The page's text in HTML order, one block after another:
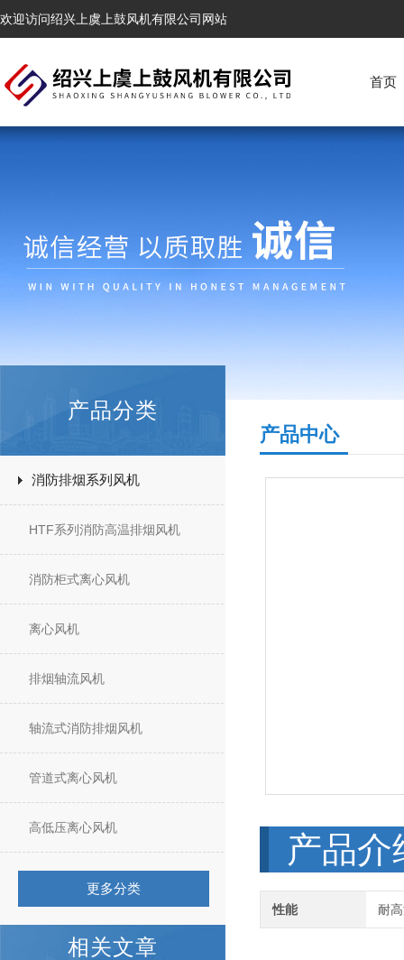
欢迎访问绍兴上虞上鼓风机有限公司网站
首页
产品分类
消防排烟系列风机
HTF系列消防高温排烟风机
消防柜式离心风机
离心风机
排烟轴流风机
轴流式消防排烟风机
管道式离心风机
高低压离心风机
更多分类
相关文章
产品中心
产品介
性能 耐